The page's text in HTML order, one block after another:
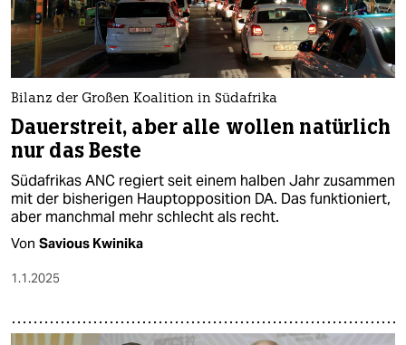
Bilanz der Großen Koalition in Südafrika
Dauerstreit, aber alle wollen natürlich
nur das Beste
Südafrikas ANC regiert seit einem halben Jahr zusammen
mit der bisherigen Hauptopposition DA. Das funktioniert,
aber manchmal mehr schlecht als recht.
Von Savious Kwinika
1.1.2025